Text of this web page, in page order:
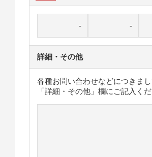
詳細・その他
各種お問い合わせなどにつきま
「詳細・その他」欄にご記入くだ